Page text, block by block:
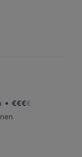
• €€€€